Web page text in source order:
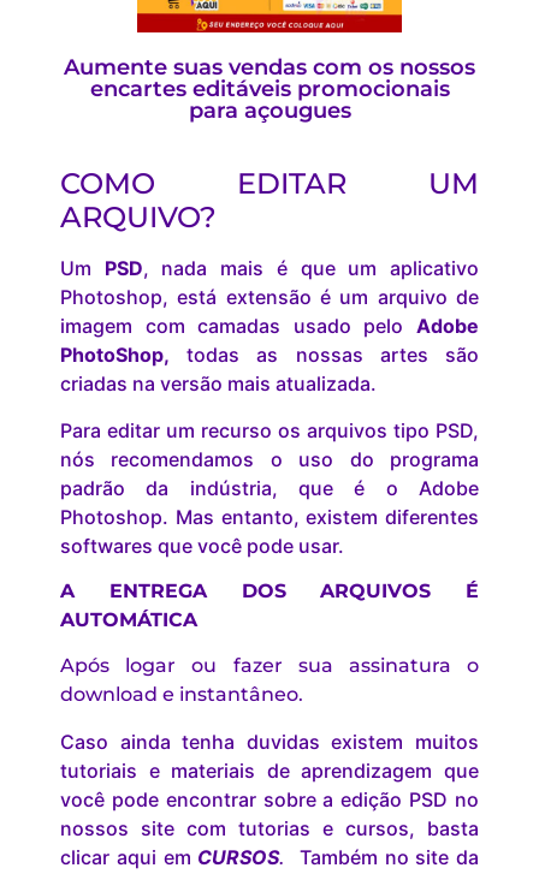
Aumente suas vendas com os nossos
encartes editáveis promocionais
para açougues
COMO EDITAR UM
ARQUIVO?
Um PSD, nada mais é que um aplicativo
Photoshop, está extensão é um arquivo de
imagem com camadas usado pelo Adobe
PhotoShop, todas as nossas artes são
criadas na versão mais atualizada.
Para editar um recurso os arquivos tipo PSD,
nós recomendamos o uso do programa
padrão da indústria, que é o Adobe
Photoshop. Mas entanto, existem diferentes
softwares que você pode usar.
A ENTREGA DOS ARQUIVOS É
AUTOMÁTICA
Após logar ou fazer sua assinatura o
download e instantâneo.
Caso ainda tenha duvidas existem muitos
tutoriais e materiais de aprendizagem que
você pode encontrar sobre a edição PSD no
nossos site com tutorias e cursos, basta
clicar aqui em CURSOS.
Também no site da